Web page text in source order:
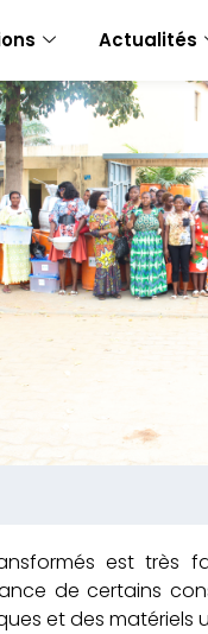
Actualités
est très
de certains
et des matériels